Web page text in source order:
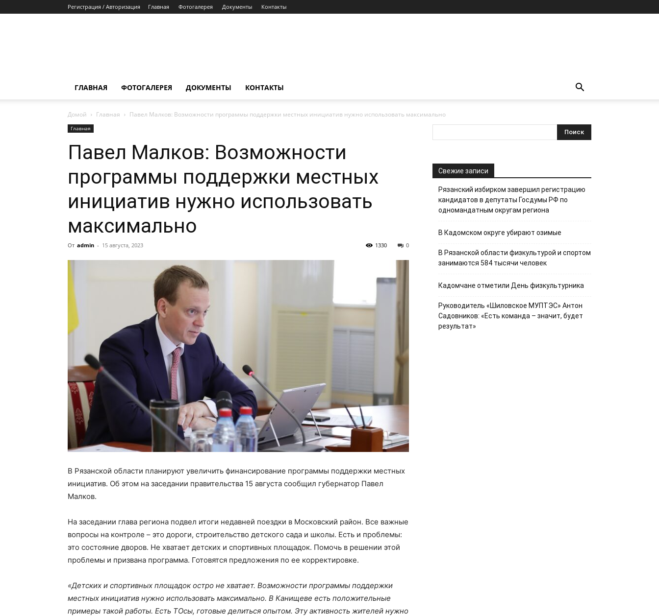
Регистрация / Авторизация Главная Фотогалерея Документы Контакты
ГЛАВНАЯ ФОТОГАЛЕРЕЯ ДОКУМЕНТЫ КОНТАКТЫ
Домой Главная Павел Малков: Возможности программы поддержки местных инициатив нужно использовать максимально
Главная
Павел Малков: Возможности
программы поддержки местных
инициатив нужно использовать
максимально
От admin - 15 августа, 2023 0
1330
В Рязанской области планируют увеличить финансирование программы поддержки местных
инициатив. Об этом на заседании правительства 15 августа сообщил губернатор Павел
Малков.
На заседании глава региона подвел итоги недавней поездки в Московский район. Все важные
вопросы на контроле – это дороги, строительство детского сада и школы. Есть и проблемы:
это состояние дворов. Не хватает детских и спортивных площадок. Помочь в решении этой
проблемы и призвана программа. Готовятся предложения по ее корректировке.
«Детских и спортивных площадок остро не хватает. Возможности программы поддержки
местных инициатив нужно использовать максимально. В Канищеве есть положительные
примеры такой работы. Есть ТОсы, готовые делиться опытом. Эту активность жителей нужно
Свежие записи
Рязанский избирком завершил регистрацию
кандидатов в депутаты Госдумы РФ по
одномандатным округам региона
В Кадомском округе убирают озимые
В Рязанской области физкультурой и спортом
занимаются 584 тысячи человек
Кадомчане отметили День физкультурника
Руководитель «Шиловское МУПТЭС» Антон
Садовников: «Есть команда – значит, будет
результат»